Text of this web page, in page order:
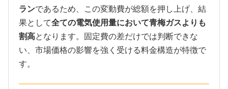
ランであるため、この変動費が総額を押し上げ、結
果として全ての電気使用量において青梅ガスよりも
割高となります。固定費の差だけでは判断できな
い、市場価格の影響を強く受ける料金構造が特徴で
す。